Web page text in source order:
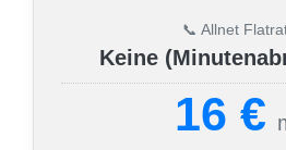
📞 Allnet
Keine
16 €